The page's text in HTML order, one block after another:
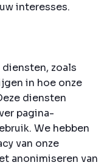
interesses.
zoals
in hoe onze
diensten
pagina-
We hebben
van onze
anonimiseren van